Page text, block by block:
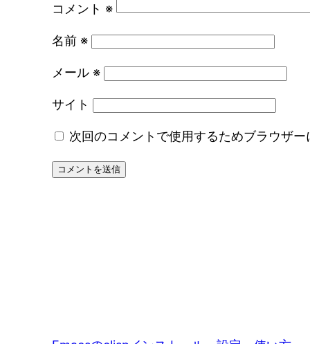
コメント ※
名前 ※
メール ※
サイト
次回のコメントで使用するためブラウザ